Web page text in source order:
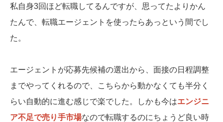
私自身3回ほど転職してるんですが、思ってたよりかん
たんで、転職エージェントを使ったらあっという間でし
た。
エージェントが応募先候補の選出から、面接の日程調整
までやってくれるので、こちらから動かなくても半分く
らい自動的に進む感じで楽でした。しかも今はエンジニ
ア不足で売り手市場なので転職するのにちょうど良い時